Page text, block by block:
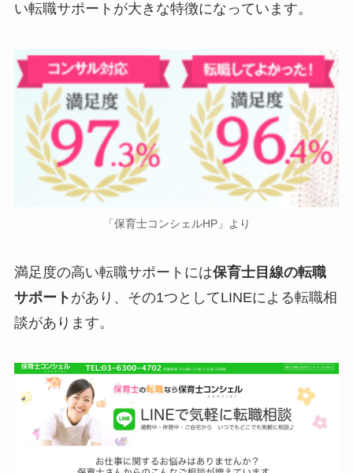
い転職サポートが大きな特徴になっています。
「保育士コンシェルHP」より
満足度の高い転職サポートには保育士目線の転職
サポート があり、その1つとしてLINEによる転職相
談があります。